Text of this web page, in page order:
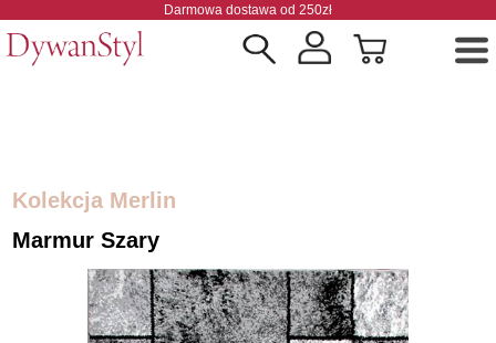
Darmowa dostawa od 250zł
Kolekcja Merlin
Marmur Szary